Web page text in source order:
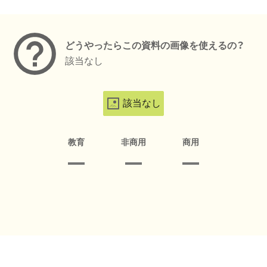
どうやったらこの資料の画像を使えるの？
該当なし
該当なし
教育 非商用 商用